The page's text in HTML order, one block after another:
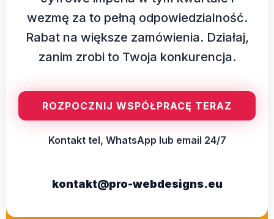
wezmę za to pełną odpowiedzialność.
Rabat na większe zamówienia. Działaj,
zanim zrobi to Twoja konkurencja.
ROZPOCZNIJ WSPÓŁPRACĘ TERAZ
Kontakt tel, WhatsApp lub email 24/7
kontakt@pro-webdesigns.eu